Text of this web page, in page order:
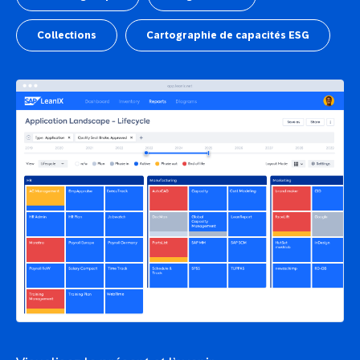
Collections Cartographie de capacités ESG